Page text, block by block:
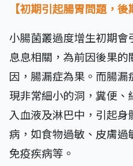
【初期引起腸胃問題，後
小腸菌叢過度增生初期
息息相關，為前因後果
因，腸漏症為果。而腸
現非常細小的洞，糞便
入血液及淋巴中，引起
病，如食物過敏、皮膚
免疫疾病等。